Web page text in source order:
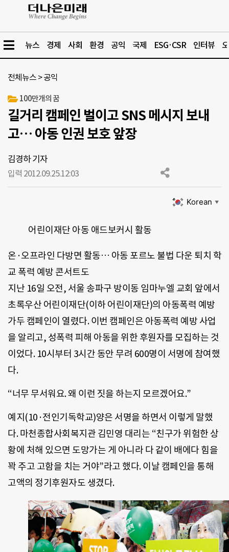
뉴스 경제 사회 환경 공익 국제 ESG·CSR 인터뷰
전체뉴스 >공익
100만개의 꿈
길거리 캠페인 벌이고 SNS 메시지 보내
고… 아동 인권 보호 앞장
김경하 기자
입력 2012.09.25.12:03
Korean ▼
어린이재단 아동 애드보커시 활동
온·오프라인 다방면 활동… 아동 포르노 불법 다운 퇴치 학
교 폭력 예방 콘서트도
지난 16일 오전, 서울 송파구 방이동 임마누엘 교회 앞에서
초록우산 어린이재단(이하 어린이재단)의 아동폭력 예방
가두 캠페인이 열렸다. 이번 캠페인은 아동폭력 예방 사업
을 알리고, 성폭력 피해 아동을 위한 후원자를 모집하는 것
이었다. 10시부터 3시간 동안 무려 600명이 서명에 참여했
다.
“너무 무서워요. 왜 이런 짓을 하는지 모르겠어요.”
예지(10·전인기독학교)양은 서명을 하면서 이렇게 말했
다. 마천종합사회복지관 김민영 대리는 “친구가 위험한 상
황에 처해 있으면 도망가는 게 아니라 다 같이 배에다 힘을
꽉 주고 고함을 치는 거야”라고 했다. 이날 캠페인을 통해
고액의 정기후원자도 생겼다.